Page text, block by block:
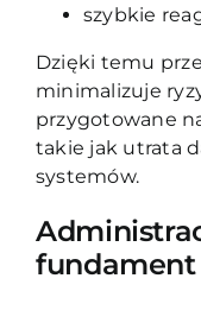
szybkie
Dzięki temu
minimalizuje
przygotowane
takie jak utrata
systemów.
fundament